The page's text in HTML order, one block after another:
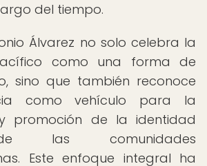
del tiempo.
Álvarez no solo celebra la
como una forma de
sino que también reconoce
como vehículo para la
promoción de la identidad
las comunidades
Este enfoque integral ha